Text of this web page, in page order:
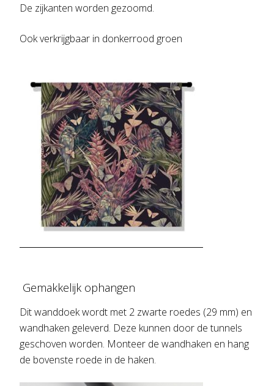
De zijkanten worden gezoomd.
Ook verkrijgbaar in donkerrood groen
Gemakkelijk ophangen
Dit wanddoek wordt met 2 zwarte roedes (29 mm) en
wandhaken geleverd. Deze kunnen door de tunnels
geschoven worden. Monteer de wandhaken en hang
de bovenste roede in de haken.